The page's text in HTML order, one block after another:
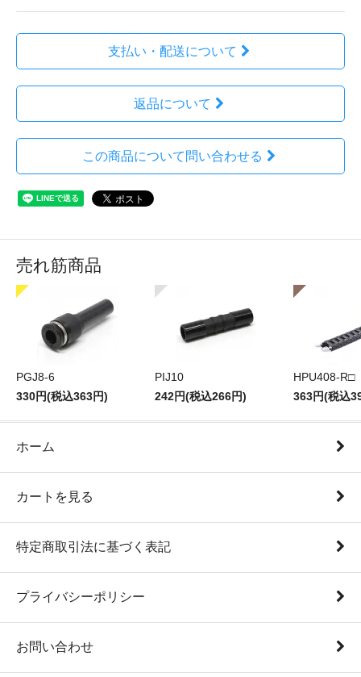
支払い・配送について
返品について
この商品について問い合わせる
売れ筋商品
PGJ8-6
330円(税込363円)
PIJ10
242円(税込266円)
HPU408-R□
363円(税込
ホーム
カートを見る
特定商取引法に基づく表記
プライバシーポリシー
お問い合わせ